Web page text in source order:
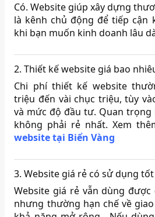
Có. Website giúp xây dựng
là kênh chủ động để tiếp cận
khi bạn muốn kinh doanh lâu
2. Thiết kế website giá bao
Chi phí thiết kế website
triệu đến vài chục triệu, tùy
và mức độ đầu tư. Quan
không phải rẻ nhất. Xem
website tại Biển Vàng
3. Website giá rẻ có sử dụng
Website giá rẻ vẫn dùng
nhưng thường hạn chế về